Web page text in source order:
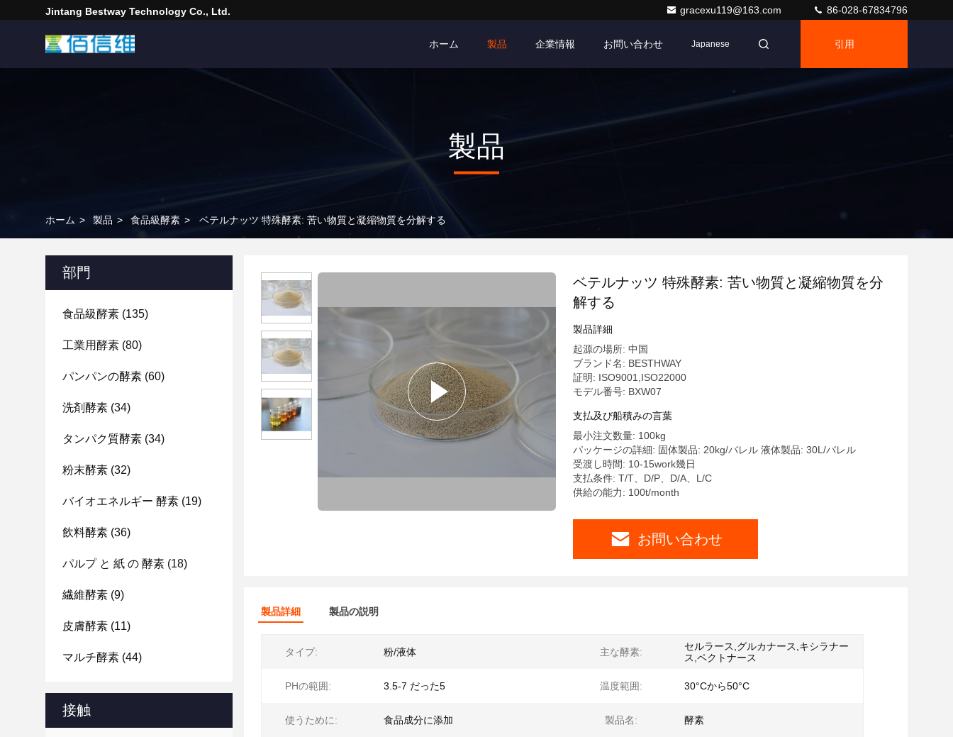
Jintang Bestway Technology Co., Ltd. gracexu119@163.com 86-028-67834796
ホーム 製品 企業情報 お問い合わせ Japanese 引用
製品
ホーム > 製品 > 食品級酵素 > ベテルナッツ 特殊酵素: 苦い物質と凝縮物質を分解する
部門
食品級酵素 (135)
工業用酵素 (80)
パンパンの酵素 (60)
洗剤酵素 (34)
タンパク質酵素 (34)
粉末酵素 (32)
バイオエネルギー 酵素 (19)
飲料酵素 (36)
パルプ と 紙 の 酵素 (18)
繊維酵素 (9)
皮膚酵素 (11)
マルチ酵素 (44)
接触
ベテルナッツ 特殊酵素: 苦い物質と凝縮物質を分
解する
製品詳細
起源の場所: 中国
ブランド名: BESTHWAY
証明: ISO9001,ISO22000
モデル番号: BXW07
支払及び船積みの言葉
最小注文数量: 100kg
パッケージの詳細: 固体製品: 20kg/バレル 液体製品: 30L/バレル
受渡し時間: 10-15work幾日
支払条件: T/T、D/P、D/A、L/C
供給の能力: 100t/month
お問い合わせ
製品詳細 製品の説明
タイプ: 粉/液体 主な酵素:
セルラース,グルカナース,キシラナー
ス,ペクトナース
PHの範囲: 3.5-7 だった5 温度範囲: 30°Cから50°C
使うために: 食品成分に添加 製品名: 酵素